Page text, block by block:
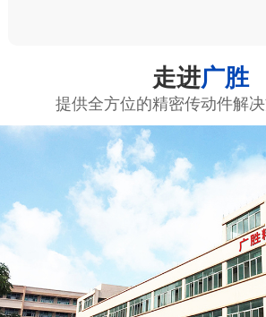
走进广胜
提供全方位的精密传动件解